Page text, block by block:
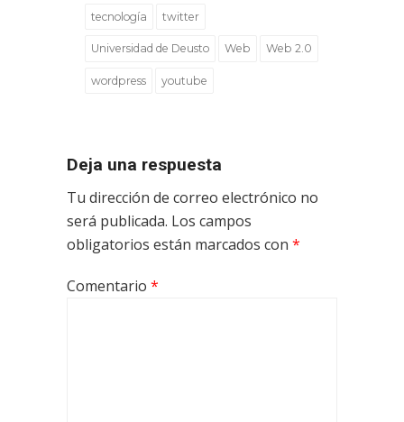
tecnología twitter
Universidad de Deusto Web Web 2.0
wordpress youtube
Deja una respuesta
Tu dirección de correo electrónico no
será publicada. Los campos
obligatorios están marcados con *
Comentario *